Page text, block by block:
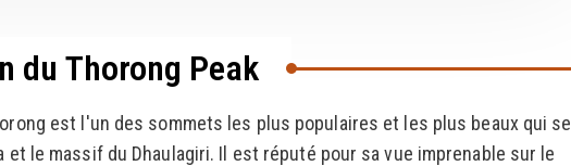
du Thorong Peak
est l'un des sommets les plus populaires et les plus beaux qui se
le massif du Dhaulagiri. Il est réputé pour sa vue imprenable sur le